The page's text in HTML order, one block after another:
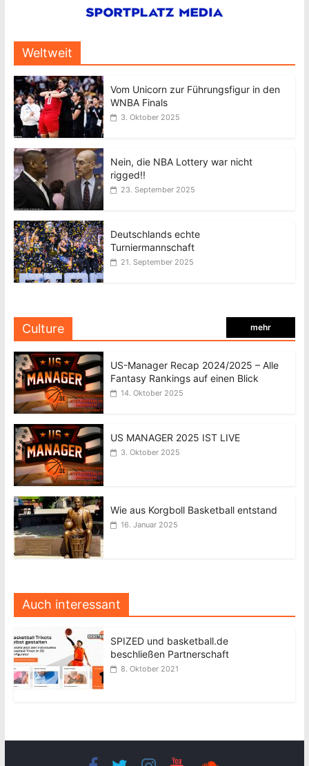
Weltweit
Vom Unicorn zur Führungsfigur in den
WNBA Finals
3. Oktober 2025
Nein, die NBA Lottery war nicht
rigged!!
23. September 2025
Deutschlands echte
Turniermannschaft
21. September 2025
Culture mehr
US-Manager Recap 2024/2025 – Alle
Fantasy Rankings auf einen Blick
14. Oktober 2025
US MANAGER 2025 IST LIVE
3. Oktober 2025
Wie aus Korgboll Basketball entstand
16. Januar 2025
Auch interessant
SPIZED und basketball.de
beschließen Partnerschaft
8. Oktober 2021